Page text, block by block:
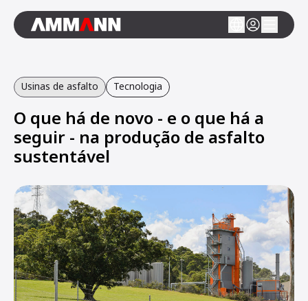
Usinas de asfalto Tecnologia
O que há de novo - e o que há a
seguir - na produção de asfalto
sustentável